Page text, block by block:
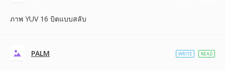
ภาพ YUV 16 บิตแบบสลับ
PALM WRITE READ